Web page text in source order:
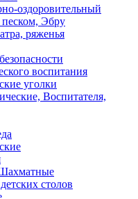
оздоровительный
Эбру
ряженья
воспитания
уголки
Воспитателя,
столов